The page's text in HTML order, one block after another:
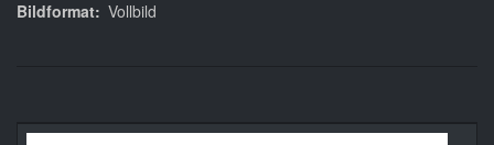
Bildformat Vollbild